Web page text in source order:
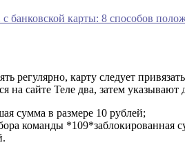
банковской карты: 8 способов
регулярно, карту следует
на сайте Теле два, затем
сумма в размере 10 рублей;
команды *109*заблокированная